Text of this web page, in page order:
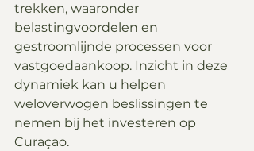
trekken, waaronder
belastingvoordelen en
gestroomlijnde processen voor
vastgoedaankoop. Inzicht in deze
dynamiek kan u helpen
weloverwogen beslissingen te
nemen bij het investeren op
Curaçao.